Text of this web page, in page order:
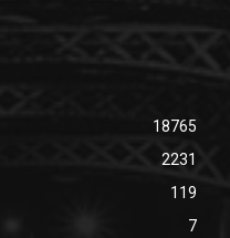
18765
2231
119
7